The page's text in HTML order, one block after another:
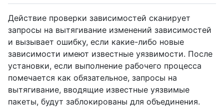
Действие проверки зависимостей сканирует
запросы на вытягивание изменений зависимостей
и вызывает ошибку, если какие-либо новые
зависимости имеют известные уязвимости. После
установки, если выполнение рабочего процесса
помечается как обязательное, запросы на
вытягивание, вводящие известные уязвимые
пакеты, будут заблокированы для объединения.